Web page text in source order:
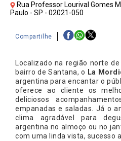
Rua Professor Lourival Gomes
Paulo - SP - 02021-050
Compartilhe
Localizado na região norte
bairro de Santana, o La
argentina para encantar o
oferece ao cliente os
deliciosos
empanadas e saladas. Já o
clima agradável para
argentina no almoço ou no
com uma linda vista, sucesso